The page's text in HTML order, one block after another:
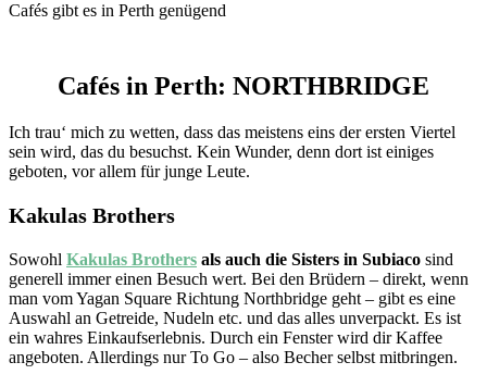
Cafés gibt es in Perth genügend
Cafés in Perth: NORTHBRIDGE
Ich trau‘ mich zu wetten, dass das meistens eins der ersten Viertel
sein wird, das du besuchst. Kein Wunder, denn dort ist einiges
geboten, vor allem für junge Leute.
Kakulas Brothers
Sowohl Kakulas Brothers als auch die Sisters in Subiaco sind
generell immer einen Besuch wert. Bei den Brüdern – direkt, wenn
man vom Yagan Square Richtung Northbridge geht – gibt es eine
Auswahl an Getreide, Nudeln etc. und das alles unverpackt. Es ist
ein wahres Einkaufserlebnis. Durch ein Fenster wird dir Kaffee
angeboten. Allerdings nur To Go – also Becher selbst mitbringen.